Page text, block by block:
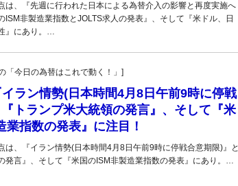
は、『先週に行われた日本による為替介入の影響と再度実施へ
ISM非製造業指数とJOLTS求人の発表』、そして『米ドル、日
』にあり。…
今日の為替はこれで動く！」]
ラン情勢(日本時間4月8日午前9時に停戦
トランプ米大統領の発言』、そして『米
業指数の発表』に注目！
は、『イラン情勢(日本時間4月8日午前9時に停戦合意期限)』と
発言』、そして『米国のISM非製造業指数の発表』にあり。…